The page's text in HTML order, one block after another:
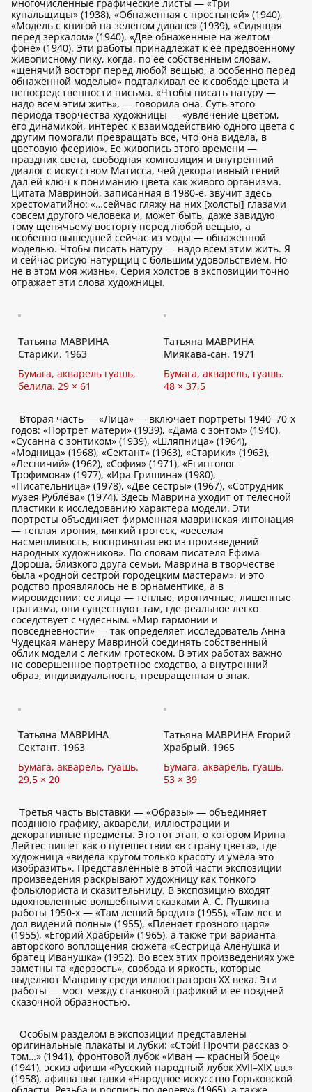
многочисленные графические листы — «Три
купальщицы» (1938), «Обнаженная с простыней» (1940),
«Модель с книгой на зеленом диване» (1939), «Сидящая
перед зеркалом» (1940), «Две обнаженные на желтом
фоне» (1940). Эти работы принадлежат к ее предвоенному
живописному пику, когда, по ее собственным словам,
«щенячий восторг перед любой вещью, а особенно перед
обнаженной моделью» подталкивал ее к свободе цвета и
непосредственности письма. «Чтобы писать натуру —
надо всем этим жить», — говорила она. Суть этого
периода творчества художницы — «увлечение цветом,
его динамикой, интерес к взаимодействию одного цвета с
другим помогали превращать все, что она видела, в
цветовую феерию». Ее живопись этого времени —
праздник света, свободная композиция и внутренний
диалог с искусством Матисса, чей декоративный гений
дал ей ключ к пониманию цвета как живого организма.
Цитата Мавриной, записанная в 1980-е, звучит здесь
хрестоматийно: «…сейчас гляжу на них [холсты] глазами
совсем другого человека и, может быть, даже завидую
тому щенячьему восторгу перед любой вещью, а
особенно вышедшей сейчас из моды — обнаженной
моделью. Чтобы писать натуру — надо всем этим жить. Я
и сейчас рисую натурщиц с большим удовольствием. Но
не в этом моя жизнь». Серия холстов в экспозиции точно
отражает эти слова художницы.
Татьяна МАВРИНА
Старики. 1963
Бумага, акварель гуашь,
белила. 29 × 61
Татьяна МАВРИНА
Миякава-сан. 1971
Бумага, акварель, гуашь.
48 × 37,5
Вторая часть — «Лица» — включает портреты 1940–70-х
годов: «Портрет матери» (1939), «Дама с зонтом» (1940),
«Сусанна с зонтиком» (1939), «Шляпница» (1964),
«Модница» (1968), «Сектант» (1963), «Старики» (1963),
«Лесничий» (1962), «София» (1971), «Египтолог
Трофимова» (1977), «Ира Гришина» (1980),
«Писательница» (1978), «Две сестры» (1967), «Сотрудник
музея Рублёва» (1974). Здесь Маврина уходит от телесной
пластики к исследованию характера модели. Эти
портреты объединяет фирменная мавринская интонация
— теплая ирония, мягкий гротеск, «веселая
насмешливость, воспринятая ею из произведений
народных художников». По словам писателя Ефима
Дороша, близкого друга семьи, Маврина в творчестве
была «родной сестрой городецким мастерам», и это
родство проявлялось не в орнаментике, а в
мировидении: ее лица — теплые, ироничные, лишенные
трагизма, они существуют там, где реальное легко
соседствует с чудесным. «Мир гармонии и
повседневности» — так определяет исследователь Анна
Чудецкая манеру Мавриной соединять собственный
облик модели с легким гротеском. В этих работах важно
не совершенное портретное сходство, а внутренний
образ, индивидуальность, превращенная в знак.
Татьяна МАВРИНА
Сектант. 1963
Бумага, акварель, гуашь.
29,5 × 20
Татьяна МАВРИНА Егорий
Храбрый. 1965
Бумага, акварель, гуашь.
53 × 39
Третья часть выставки — «Образы» — объединяет
позднюю графику, акварели, иллюстрации и
декоративные предметы. Это тот этап, о котором Ирина
Лейтес пишет как о путешествии «в страну цвета», где
художница «видела кругом только красоту и умела это
изобразить». Представленные в этой части экспозиции
произведения раскрывают художницу как тонкого
фольклориста и сказительницу. В экспозицию входят
вдохновленные волшебными сказками А. С. Пушкина
работы 1950-х — «Там леший бродит» (1955), «Там лес и
дол видений полны» (1955), «Пленяет грозного царя»
(1955), «Егорий Храбрый» (1965), а также три варианта
авторского воплощения сюжета «Сестрица Алёнушка и
братец Иванушка» (1952). Во всех этих произведениях уже
заметны та «дерзость», свобода и яркость, которые
выделяют Маврину среди иллюстраторов XX века. Эти
работы — мост между станковой графикой и ее поздней
сказочной образностью.
Особым разделом в экспозиции представлены
оригинальные плакаты и лубки: «Стой! Прочти рассказ о
том…» (1941), фронтовой лубок «Иван — красный боец»
(1941), эскиз афиши «Русский народный лубок XVII–XIX вв.»
(1958), афиша выставки «Народное искусство Горьковской